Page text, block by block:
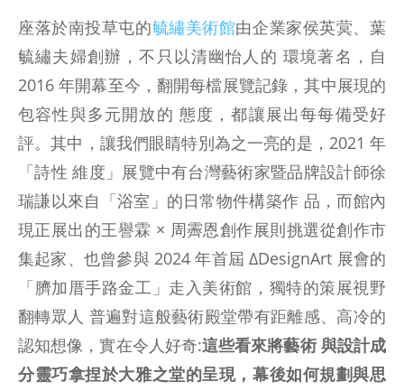
座落於南投草屯的毓繡美術館由企業家侯英蓂、葉
毓繡夫婦創辦，不只以清幽怡人的 環境著名，自
2016 年開幕至今，翻開每檔展覽記錄，其中展現的
包容性與多元開放的 態度，都讓展出每每備受好
評。其中，讓我們眼睛特別為之一亮的是，2021 年
「詩性 維度」展覽中有台灣藝術家暨品牌設計師徐
瑞謙以來自「浴室」的日常物件構築作 品，而館內
現正展出的王譽霖 × 周霽恩創作展則挑選從創作市
集起家、也曾參與 2024 年首屆 ΔDesignArt 展會的
「臍加厝手路金工」走入美術館，獨特的策展視野
翻轉眾人 普遍對這般藝術殿堂帶有距離感、高冷的
認知想像，實在令人好奇:這些看來將藝術 與設計成
分靈巧拿捏於大雅之堂的呈現，幕後如何規劃與思